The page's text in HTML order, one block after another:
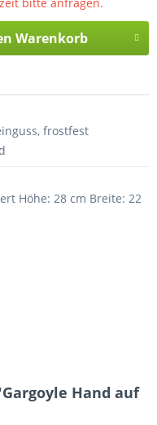
Warenkorb
frostfest
Höhe: 28 cm Breite: 22
Hand auf